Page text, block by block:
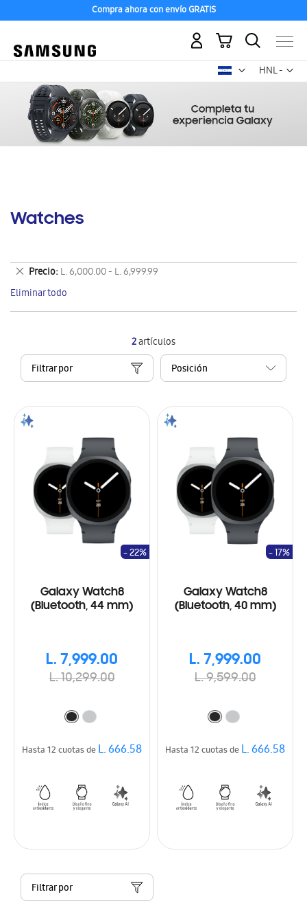
Compra ahora con envío GRATIS
HNL -
lempira
Mi carrito
Watches
2artículos
Filtrar por
Galaxy Watch8
(Bluetooth, 44 mm)
L. 7,999.00
L. 10,299.00
- 22%
Hasta 12 cuotas deL. 666.58
Galaxy Watch8
(Bluetooth, 40 mm)
L. 7,999.00
L. 9,599.00
- 17%
Hasta 12 cuotas deL. 666.58
Filtrar por
Precio L. 6,000.00 - L. 6,999.99
Eliminar
este
artículo
Eliminar todo